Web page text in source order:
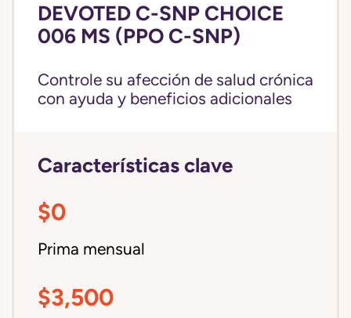
DEVOTED C-SNP CHOICE
006 MS (PPO C-SNP)
Controle su afección de salud crónica
con ayuda y beneficios adicionales
Características clave
$0
Prima mensual
$3,500